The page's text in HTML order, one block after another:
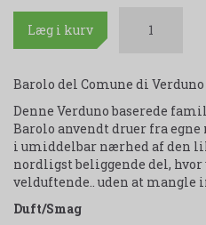
Læg i kurv
Barolo del Comune di
Denne Verduno baserede
Barolo anvendt druer fra egne
i umiddelbar nærhed af den
nordligst beliggende del, hvor
velduftende.. uden at mangle
Duft/Smag